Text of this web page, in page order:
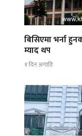
बिसिएमा भर्ना
म्याद थप
१ दिन अगाडि